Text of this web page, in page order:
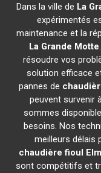
Dans la ville de La
expérimentés
maintenance et la
La Grande Motte
résoudre vos
solution efficace
pannes de
peuvent survenir
sommes
besoins. Nos
meilleurs délais
chaudière fioul
sont compétitifs et